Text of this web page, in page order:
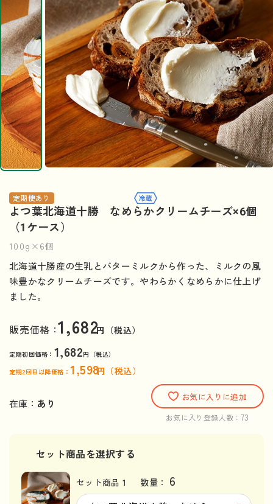
定期便あり
よつ葉北海道十勝 なめらかクリームチーズ×6個
（1ケース）
100g×6個
北海道十勝産の生乳とバターミルクから作った、ミルクの風
味豊かなクリームチーズです。やわらかくなめらかに仕上げ
ました。
販売価格：1,682円（税込）
定期初回価格： 1,682円（税込）
定期2回目以降価格： 1,598円（税込）
在庫： あり
お気に入りに追加
お気に入り登録人数： 73
セット商品を選択する
セット商品 1 数量： 6